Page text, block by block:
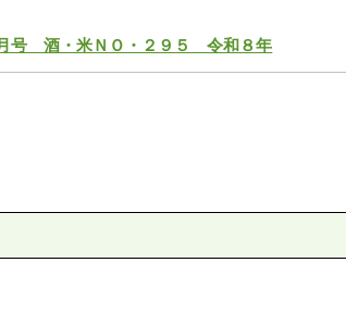
号 酒・米ＮＯ・２９５ 令和８年